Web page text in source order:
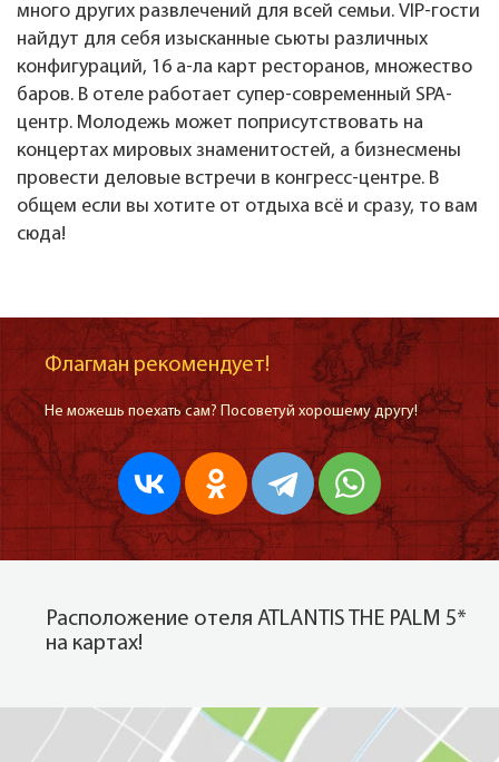
много других развлечений для всей семьи. VIP-гости
найдут для себя изысканные сьюты различных
конфигураций, 16 а-ла карт ресторанов, множество
баров. В отеле работает супер-современный SPA-
центр. Молодежь может поприсутствовать на
концертах мировых знаменитостей, а бизнесмены
провести деловые встречи в конгресс-центре. В
общем если вы хотите от отдыха всё и сразу, то вам
сюда!
Флагман рекомендует!
Не можешь поехать сам? Посоветуй хорошему другу!
Расположение отеля ATLANTIS THE PALM 5*
на картах!